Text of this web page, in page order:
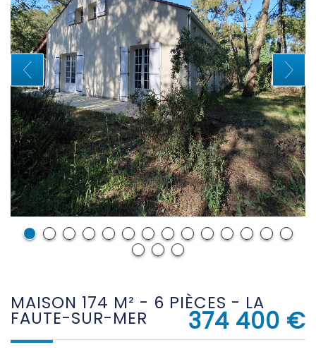
MAISON 174 M² - 6 PIÈCES - LA
FAUTE-SUR-MER 374 400 €